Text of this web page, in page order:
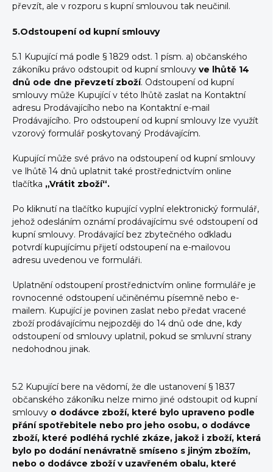
převzít, ale v rozporu s kupní smlouvou tak neučinil.
5.Odstoupení od kupní smlouvy
5.1 Kupující má podle § 1829 odst. 1 písm. a) občanského
zákoníku právo odstoupit od kupní smlouvy ve lhůtě 14
dnů ode dne převzetí zboží. Odstoupení od kupní
smlouvy může Kupující v této lhůtě zaslat na Kontaktní
adresu Prodávajícího nebo na Kontaktní e-mail
Prodávajícího. Pro odstoupení od kupní smlouvy lze využít
vzorový formulář poskytovaný Prodávajícím.
Kupující může své právo na odstoupení od kupní smlouvy
ve lhůtě 14 dnů uplatnit také prostřednictvím online
tlačítka „Vrátit zboží“.
Po kliknutí na tlačítko kupující vyplní elektronický formulář,
jehož odesláním oznámí prodávajícímu své odstoupení od
kupní smlouvy. Prodávající bez zbytečného odkladu
potvrdí kupujícímu přijetí odstoupení na e-mailovou
adresu uvedenou ve formuláři.
Uplatnění odstoupení prostřednictvím online formuláře je
rovnocenné odstoupení učiněnému písemně nebo e-
mailem. Kupující je povinen zaslat nebo předat vracené
zboží prodávajícímu nejpozději do 14 dnů ode dne, kdy
odstoupení od smlouvy uplatnil, pokud se smluvní strany
nedohodnou jinak.
5.2 Kupující bere na vědomí, že dle ustanovení § 1837
občanského zákoníku nelze mimo jiné odstoupit od kupní
smlouvy o dodávce zboží, které bylo upraveno podle
přání spotřebitele nebo pro jeho osobu, o dodávce
zboží, které podléhá rychlé zkáze, jakož i zboží, která
bylo po dodání nenávratně smíseno s jiným zbožím,
nebo o dodávce zboží v uzavřeném obalu, které